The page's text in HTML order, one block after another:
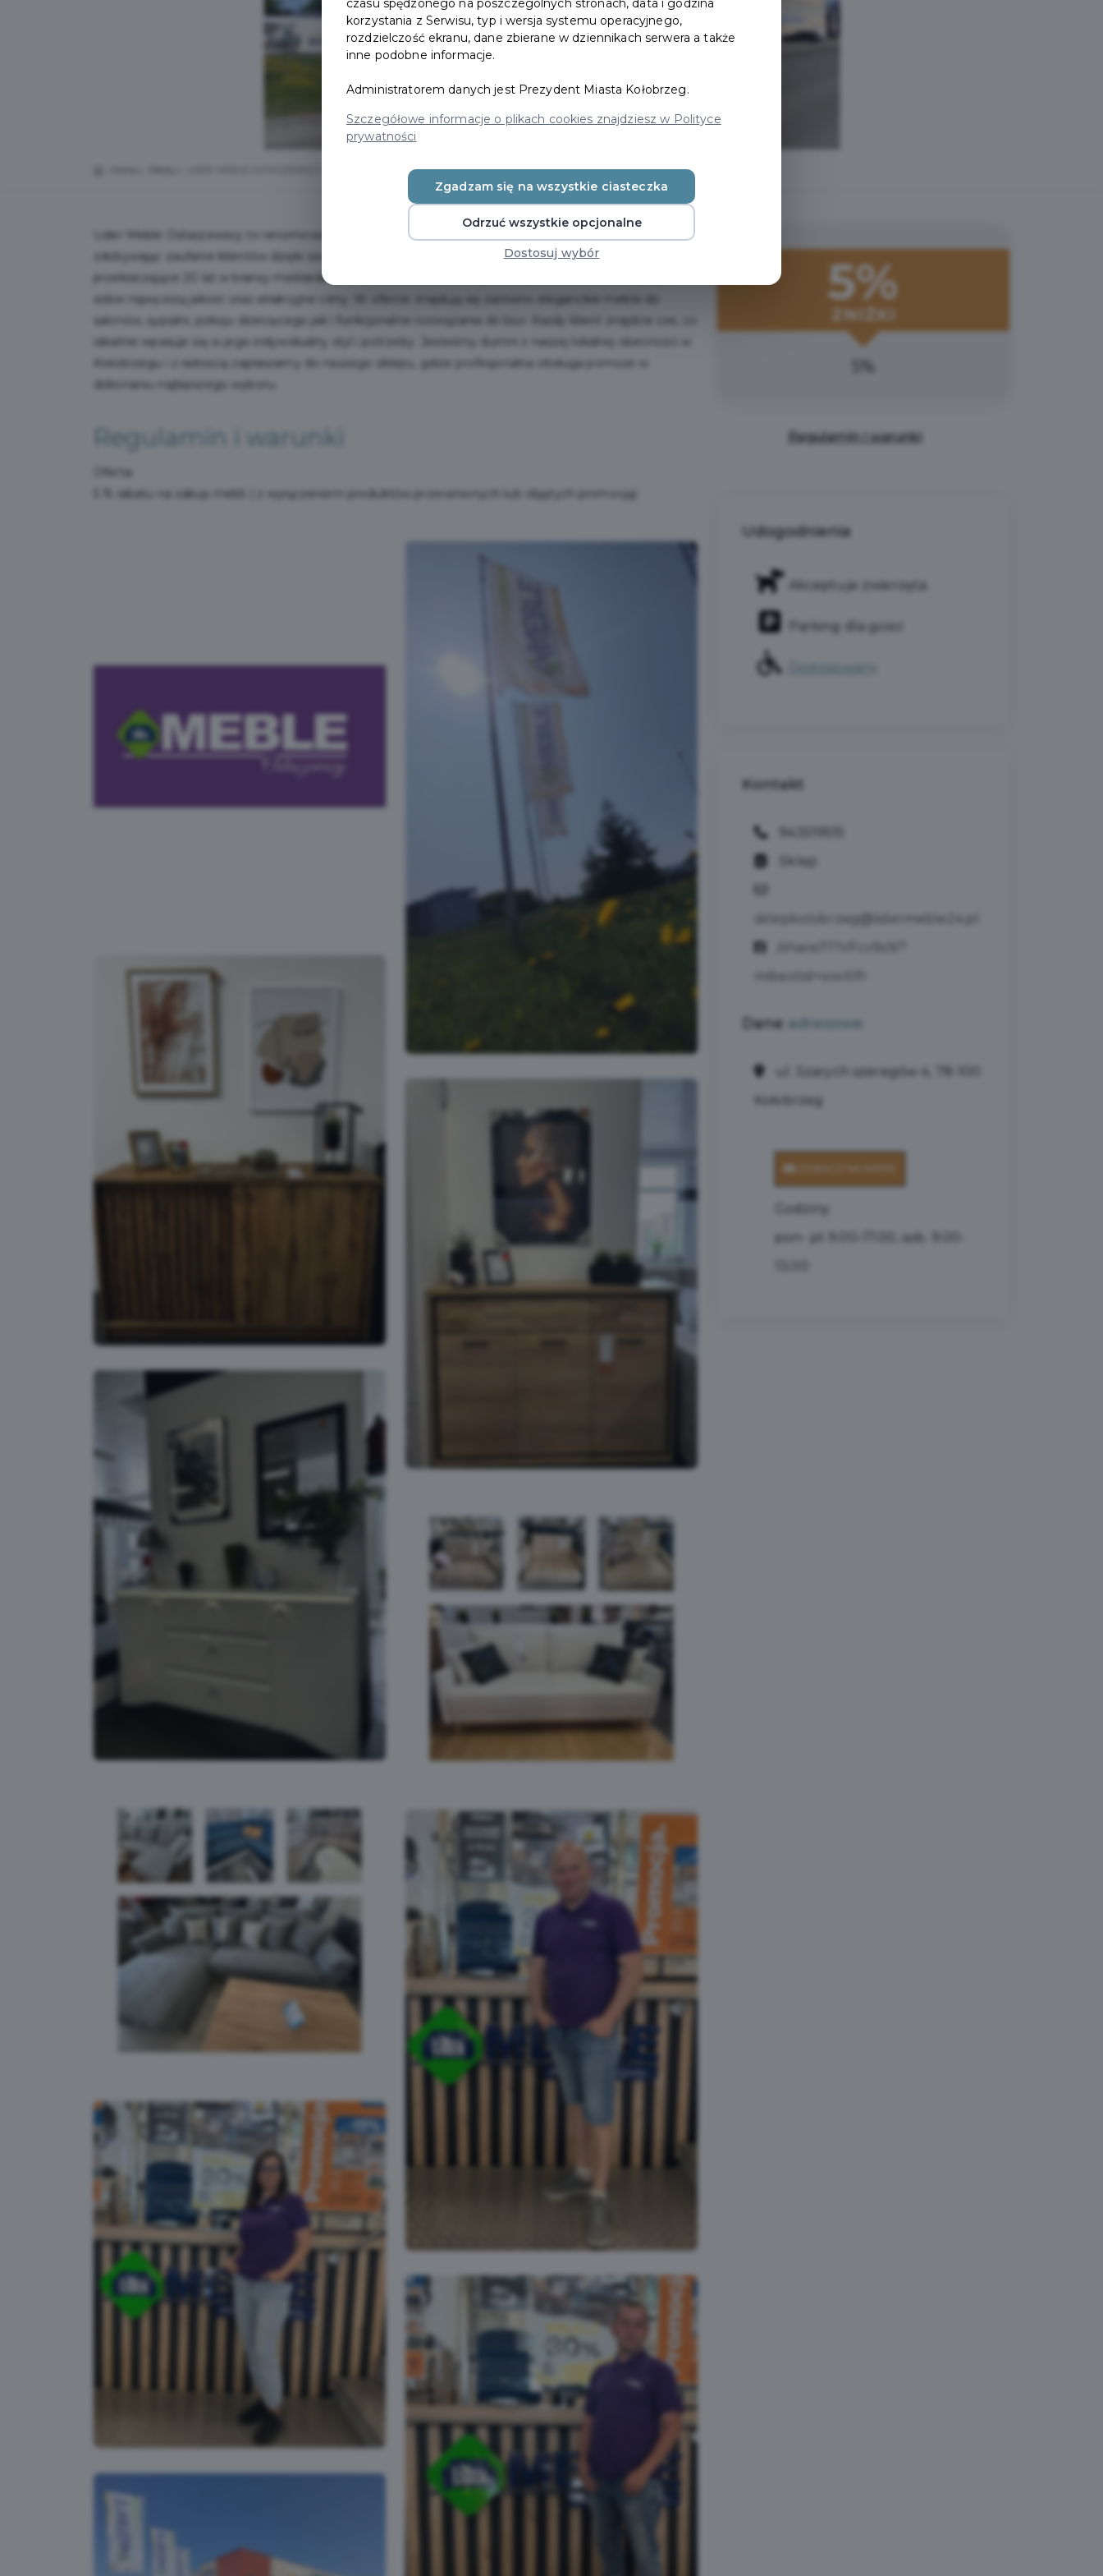
Lider Meble Ostaszewscy to renomowana firma, która od ponad 15 lat działa na rynku kołobrzeskim,
zdobywając zaufanie klientów dzięki swojej pasji do mebli i dodatków. Nasze wieloletnie doświadczenie,
przekraczające 20 lat w branży meblarskiej, umożliwia nam staranny dobór produktów, które łączą w
sobie najwyższą jakość oraz atrakcyjne ceny. W ofercie znajdują się zarówno eleganckie meble do
salonów, sypialni, pokoju dziecięcego jak i funkcjonalne rozwiązania do biur. Każdy klient znajdzie coś, co
idealnie wpasuje się w jego indywidualny styl i potrzeby. Jesteśmy dumni z naszej lokalnej obecności w
Kołobrzegu i z radością zapraszamy do naszego sklepu, gdzie profesjonalna obsługa pomoże w
dokonaniu najlepszego wyboru.
Regulamin i warunki
Oferta:
5 % rabatu na zakup mebli ( z wyłączeniem produktów przecenionych lub objętych promocją)
5%
ZNIŻKI
5%
Regulamin i warunki
Udogodnienia
Akceptuje zwierzęta
Parking dla gości
Kontakt
Sklep
/share/171VFcv9s9/?
Dane adresowe
ul. Szarych szeregów 4, 78-100
Kołobrzeg
Godziny
pon- pt 9.00-17.00, sob. 9.00-
czasu spędzonego na poszczególnych stronach, data i godzina
korzystania z Serwisu, typ i wersja systemu operacyjnego,
rozdzielczość ekranu, dane zbierane w dziennikach serwera a także
inne podobne informacje.
Administratorem danych jest Prezydent Miasta Kołobrzeg.
Szczegółowe informacje o plikach cookies znajdziesz w Polityce
prywatności
Zgadzam się na wszystkie ciasteczka
Odrzuć wszystkie opcjonalne
Dostosuj wybór